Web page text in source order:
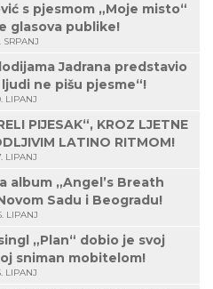
s pjesmom „Moje misto“
glasova publike!
SRPANJ
Jadrana predstavio
ne pišu pjesme“!
LIPANJ
PIJESAK“, KROZ LJETNE
LATINO RITMOM!
LIPANJ
album „Angel’s Breath
Sadu i Beogradu!
LIPANJ
„Plan“ dobio je svoj
sniman mobitelom!
LIPANJ